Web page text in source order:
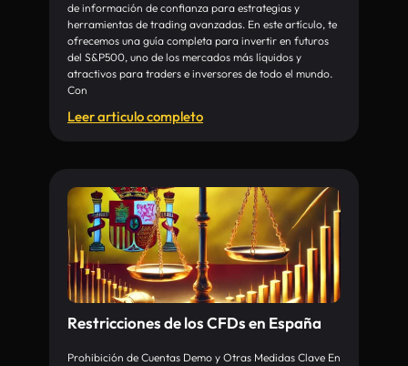
de información de confianza para estrategias y
herramientas de trading avanzadas. En este artículo, te
ofrecemos una guía completa para invertir en futuros
del S&P500, uno de los mercados más líquidos y
atractivos para traders e inversores de todo el mundo.
Con
Leer articulo completo
Restricciones de los CFDs en España
Prohibición de Cuentas Demo y Otras Medidas Clave En